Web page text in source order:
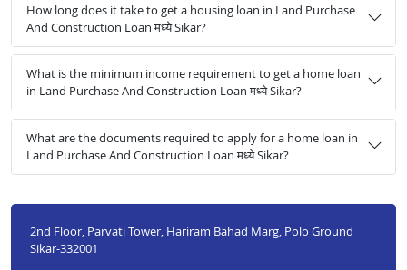
How long does it take to get a housing loan in Land Purchase
And Construction Loan मध्ये Sikar?
What is the minimum income requirement to get a home loan
in Land Purchase And Construction Loan मध्ये Sikar?
What are the documents required to apply for a home loan in
Land Purchase And Construction Loan मध्ये Sikar?
2nd Floor, Parvati Tower, Hariram Bahad Marg, Polo Ground
Sikar-332001